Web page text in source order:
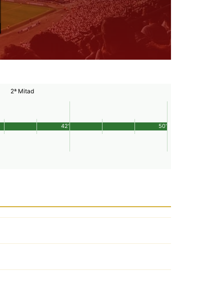
2ª Mitad
50'
42'